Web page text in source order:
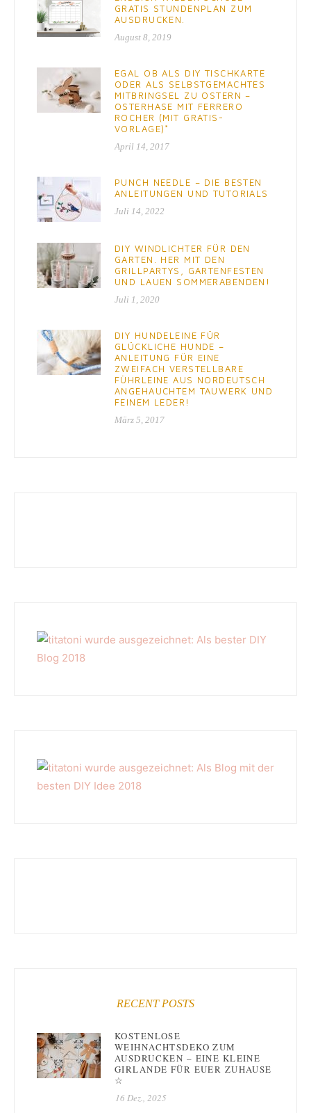
GRATIS STUNDENPLAN ZUM
AUSDRUCKEN.
August 8, 2019
EGAL OB ALS DIY TISCHKARTE
ODER ALS SELBSTGEMACHTES
MITBRINGSEL ZU OSTERN –
OSTERHASE MIT FERRERO
ROCHER (MIT GRATIS-
VORLAGE)*
April 14, 2017
PUNCH NEEDLE – DIE BESTEN
ANLEITUNGEN UND TUTORIALS
Juli 14, 2022
DIY WINDLICHTER FÜR DEN
GARTEN. HER MIT DEN
GRILLPARTYS, GARTENFESTEN
UND LAUEN SOMMERABENDEN!
Juli 1, 2020
DIY HUNDELEINE FÜR
GLÜCKLICHE HUNDE –
ANLEITUNG FÜR EINE
ZWEIFACH VERSTELLBARE
FÜHRLEINE AUS NORDEUTSCH
ANGEHAUCHTEM TAUWERK UND
FEINEM LEDER!
März 5, 2017
RECENT POSTS
KOSTENLOSE
WEIHNACHTSDEKO ZUM
AUSDRUCKEN – EINE KLEINE
GIRLANDE FÜR EUER ZUHAUSE
☆
16 Dez., 2025